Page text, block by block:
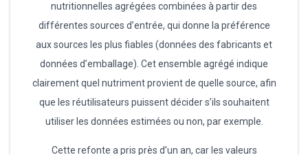
nutritionnelles agrégées combinées à partir des
différentes sources d’entrée, qui donne la préférence
aux sources les plus fiables (données des fabricants et
données d’emballage). Cet ensemble agrégé indique
clairement quel nutriment provient de quelle source, afin
que les réutilisateurs puissent décider s’ils souhaitent
utiliser les données estimées ou non, par exemple.
Cette refonte a pris près d’un an, car les valeurs